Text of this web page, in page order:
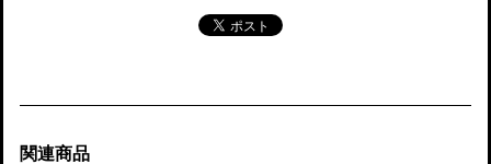
関連商品